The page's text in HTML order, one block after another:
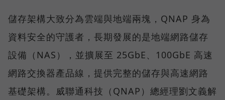
儲存架構大致分為雲端與地端兩塊，QNAP 身為
資料安全的守護者，長期發展的是地端網路儲存
設備（NAS），並擴展至 25GbE、100GbE 高速
網路交換器產品線，提供完整的儲存與高速網路
基礎架構。威聯通科技（QNAP）總經理劉文義解